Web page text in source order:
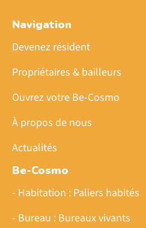
Navigation
Devenez résident
Propriétaires & bailleurs
Ouvrez votre Be-Cosmo
À propos de nous
Actualités
Be-Cosmo
- Habitation : Paliers habités
- Bureau : Bureaux vivants